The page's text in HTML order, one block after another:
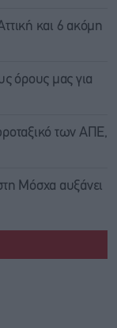
και 6 ακόμη
όρους μας για
των ΑΠΕ,
Μόσχα αυξάνει